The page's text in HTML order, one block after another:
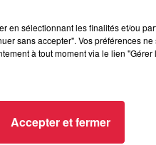
en sélectionnant les finalités et/ou
sans accepter". Vos préférences
à tout moment via le lien
Accepter et fermer